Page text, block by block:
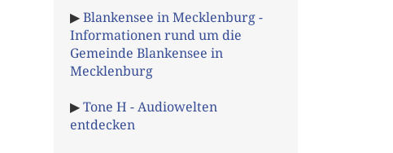
▶Blankensee in Mecklenburg -
Informationen rund um die
Gemeinde Blankensee in
Mecklenburg
▶Tone H - Audiowelten
entdecken